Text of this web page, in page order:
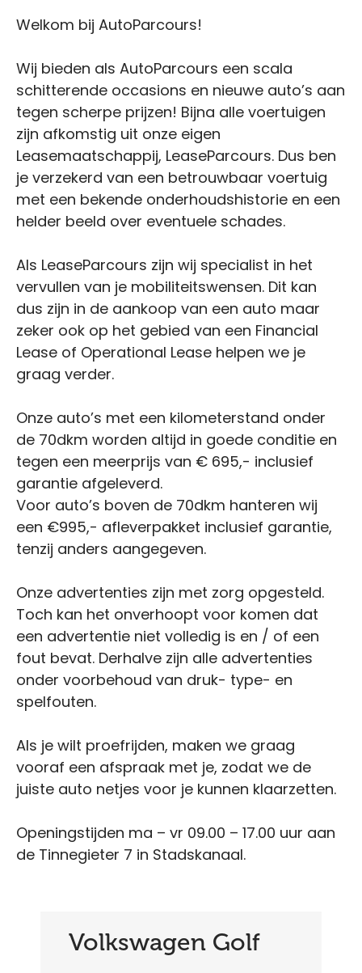
Welkom bij AutoParcours!
Wij bieden als AutoParcours een scala
schitterende occasions en nieuwe auto’s aan
tegen scherpe prijzen! Bijna alle voertuigen
zijn afkomstig uit onze eigen
Leasemaatschappij, LeaseParcours. Dus ben
je verzekerd van een betrouwbaar voertuig
met een bekende onderhoudshistorie en een
helder beeld over eventuele schades.
Als LeaseParcours zijn wij specialist in het
vervullen van je mobiliteitswensen. Dit kan
dus zijn in de aankoop van een auto maar
zeker ook op het gebied van een Financial
Lease of Operational Lease helpen we je
graag verder.
Onze auto’s met een kilometerstand onder
de 70dkm worden altijd in goede conditie en
tegen een meerprijs van € 695,- inclusief
garantie afgeleverd.
Voor auto’s boven de 70dkm hanteren wij
een €995,- afleverpakket inclusief garantie,
tenzij anders aangegeven.
Onze advertenties zijn met zorg opgesteld.
Toch kan het onverhoopt voor komen dat
een advertentie niet volledig is en / of een
fout bevat. Derhalve zijn alle advertenties
onder voorbehoud van druk- type- en
spelfouten.
Als je wilt proefrijden, maken we graag
vooraf een afspraak met je, zodat we de
juiste auto netjes voor je kunnen klaarzetten.
Openingstijden ma – vr 09.00 – 17.00 uur aan
de Tinnegieter 7 in Stadskanaal.
Volkswagen Golf